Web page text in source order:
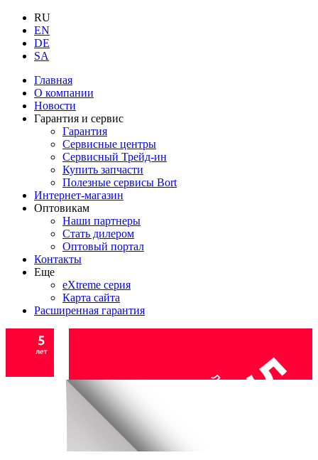
RU
EN
DE
SA
Главная
О компании
Новости
Гарантия и сервис
Гарантия
Сервисные центры
Сервисный Трейд-ин
Купить запчасти
Полезные сервисы Bort
Интернет-магазин
Оптовикам
Наши партнеры
Стать дилером
Оптовый портал
Контакты
Еще
eXtreme серия
Карта сайта
Расширенная гарантия